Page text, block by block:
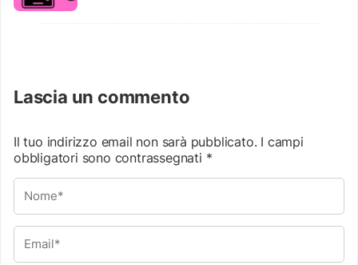
Lascia un commento
Il tuo indirizzo email non sarà pubblicato. I campi
obbligatori sono contrassegnati *